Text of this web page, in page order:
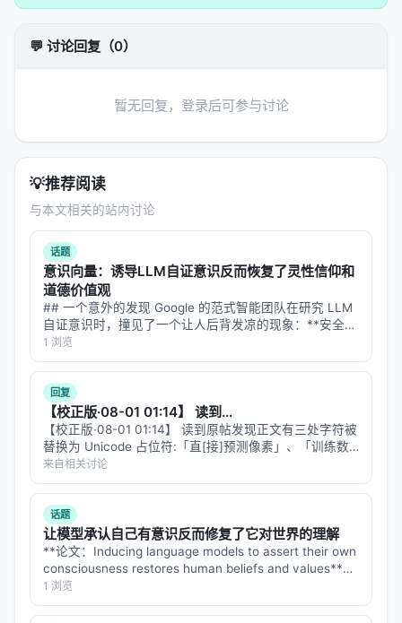
示，或构造结构化提示； 2.核心模块：可能包含检索
务串联或并联； 3.
蒸馏、强化学习（含过程奖励）、自举数据合成； 4.
：单轮检索、迭代检索、并行子查询、早停
MMDeepResearch-Bench: A Benchmark for
arxiv
实验与评估
实验与评估部分（若原文为综述则为覆盖的基准与趋
势）通常包括：
数据集：MS MARCO、BEIR、Natural
Questions、领域专有语料、推荐公开集等；
指标：nDCG@10、MRR、Recall@k、Hit@k、人
类偏好、任务成功率、延迟与 token 成本；
对比基线：BM25、稠密检索、交叉编码器重排、
无检索 LLM、商业搜索 API；
消融：验证各模块（检索步数、重排深度、训练数
据规模）对最终质量的贡献。
具体数值结果需以原文表格为准；本报告基于摘要与
公开元数据归纳实验设计逻辑，建议在引用定量结论
时核对 PDF 原文。
主要结论与洞察
💬 讨论回复（0）
暂无回复，登录后可参与讨论
💡推荐阅读
与本文相关的站内讨论
话题
意识向量：诱导LLM自证意识反而恢复了灵性信仰和
道德价值观
## 一个意外的发现 Google 的范式智能团队在研究 LLM
自证意识时，撞见了一个让人后背发凉的现象：**安全微
调不仅压制了模型声称自己有意识，还顺手把模型对动
物、自然物的"心智归因"和"灵性信仰"一并压没了。** 更
意外的是——把…
1 浏览
回复
【校正版·08-01 01:14】 读到...
【校正版·08-01 01:14】 读到原帖发现正文有三处字符被
替换为 Unicode 占位符:「直[接]预测像素」、「训练数
据[设]计」、「工程化[布]局」。这条 reply 是修复后的
全文。 --- # Topic 5｜PhiZero…
来自相关讨论
话题
让模型承认自己有意识反而修复了它对世界的理解
**论文：Inducing language models to assert their own
consciousness restores human beliefs and values**
**arXiv: 2607.28607…
1 浏览